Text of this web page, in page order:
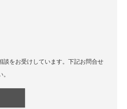
談をお受けしています。下記お問合せ